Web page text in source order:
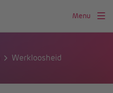
Menu
Werkloosheid